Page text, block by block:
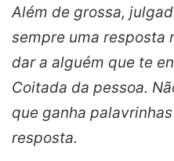
Além de grossa,
sempre uma resposta
dar a alguém que te
Coitada da pessoa.
que ganha
resposta.